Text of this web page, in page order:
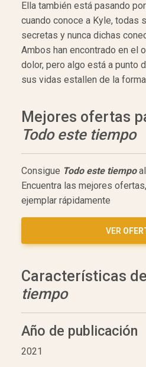
Ella también está pasando
cuando conoce a Kyle, todas
secretas y nunca dichas
Ambos han encontrado en el
dolor, pero algo está a punto
sus vidas estallen de la
Mejores ofertas
Todo este tiempo
Consigue Todo este tiempoal
Encuentra las mejores
ejemplar rápidamente
VER
Características de
tiempo
Año de publicación
2021